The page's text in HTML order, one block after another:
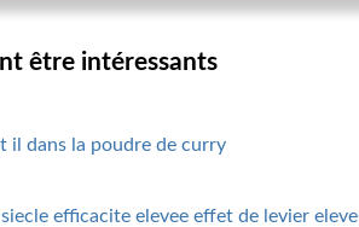
être intéressants
il dans la poudre de curry
efficacite elevee effet de levier eleve